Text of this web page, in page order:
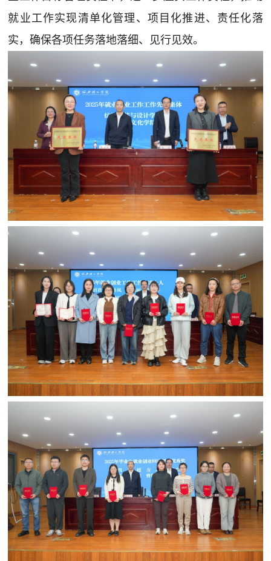
就业工作实现清单化管理、项目化推进、责任化落
实，确保各项任务落地落细、见行见效。